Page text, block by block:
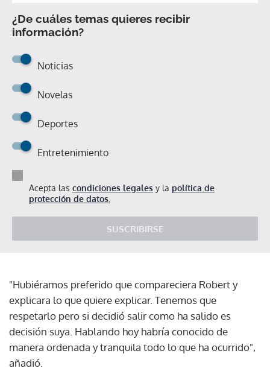
¿De cuáles temas quieres recibir
información?
Noticias
Novelas
Deportes
Entretenimiento
Acepta las condiciones legales y la política de
protección de datos.
SUSCRIBIRSE
"Hubiéramos preferido que compareciera Robert y
explicara lo que quiere explicar. Tenemos que
respetarlo pero si decidió salir como ha salido es
decisión suya. Hablando hoy habría conocido de
manera ordenada y tranquila todo lo que ha ocurrido",
añadió.